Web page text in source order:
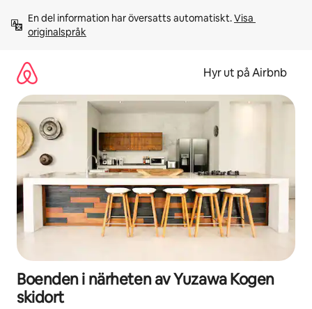
innehåll
En del information har översatts automatiskt. Visa
originalspråk
Hyr ut på Airbnb
Boenden i närheten av Yuzawa Kogen
skidort